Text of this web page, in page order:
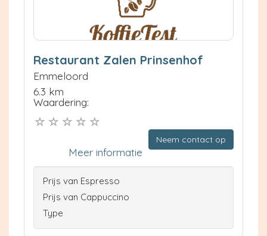
Restaurant Zalen Prinsenhof
Emmeloord
6.3 km
Waardering:
Neem contact op
Meer informatie
Prijs van Espresso
Prijs van Cappuccino
Type